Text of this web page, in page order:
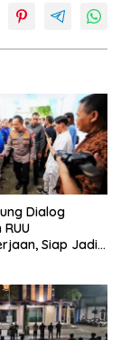
Dialog
Siap Jadi